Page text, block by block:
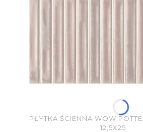
PŁYTKA ŚCIENNA WOW
12,5X25